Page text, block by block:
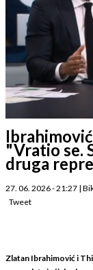
"Vratio se.
druga
27. 06. 2026 - 21:27 |
Tweet
Zlatan Ibrahimović i